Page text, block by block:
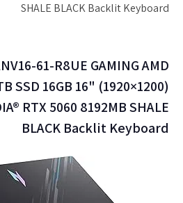
SHALE BLACK Backlit Keyboard
61-R8UE GAMING AMD
SSD 16GB 16" (1920×1200)
RTX 5060 8192MB SHALE
BLACK Backlit Keyboard